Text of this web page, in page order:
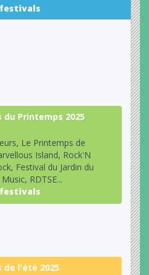
festivals
Printemps 2025
Le Printemps de
Island, Rock'N
Festival du Jardin du
RDTSE...
l'été 2025